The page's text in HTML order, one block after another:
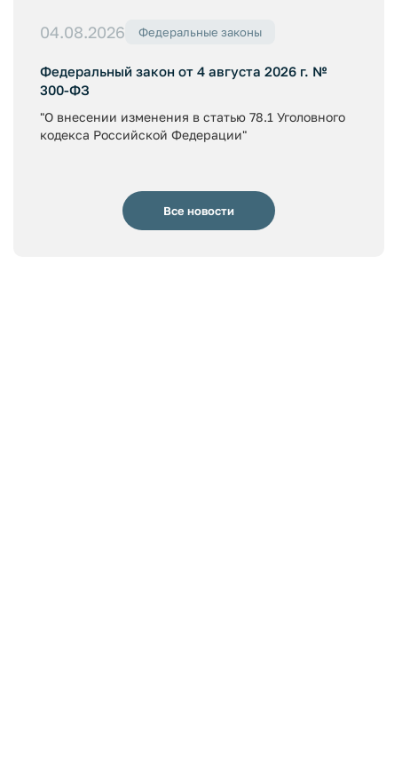
04.08.2026 Федеральные законы
Федеральный закон от 4 августа 2026 г. №
300-ФЗ
"О внесении изменения в статью 78.1 Уголовного
кодекса Российской Федерации"
Все новости